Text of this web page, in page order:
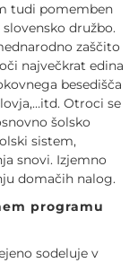
tudi pomemben
družbo.
zaščito
največkrat edina
besedišča
Otroci se
šolsko
sistem,
snovi. Izjemno
domačih nalog.
programu
sodeluje v